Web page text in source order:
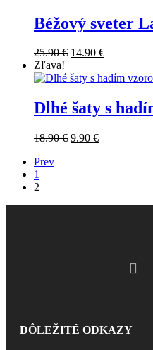
Béžový sveter
25.90€ 14.90 €
Zľava!
Dlhé šaty s
18.90€ 9.90 €
Prev
1
2
DÔLEŽITÉ ODKAZY